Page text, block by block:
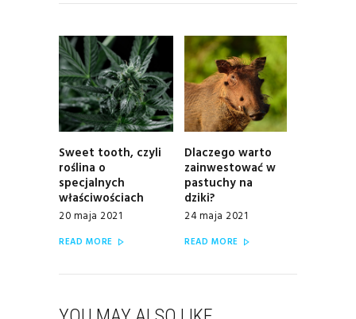
WPISU
Previous
post:
Sweet tooth, czyli
roślina o
specjalnych
właściwościach
20 maja 2021
READ MORE
Next
post:
Dlaczego warto
zainwestować w
pastuchy na
dziki?
24 maja 2021
READ MORE